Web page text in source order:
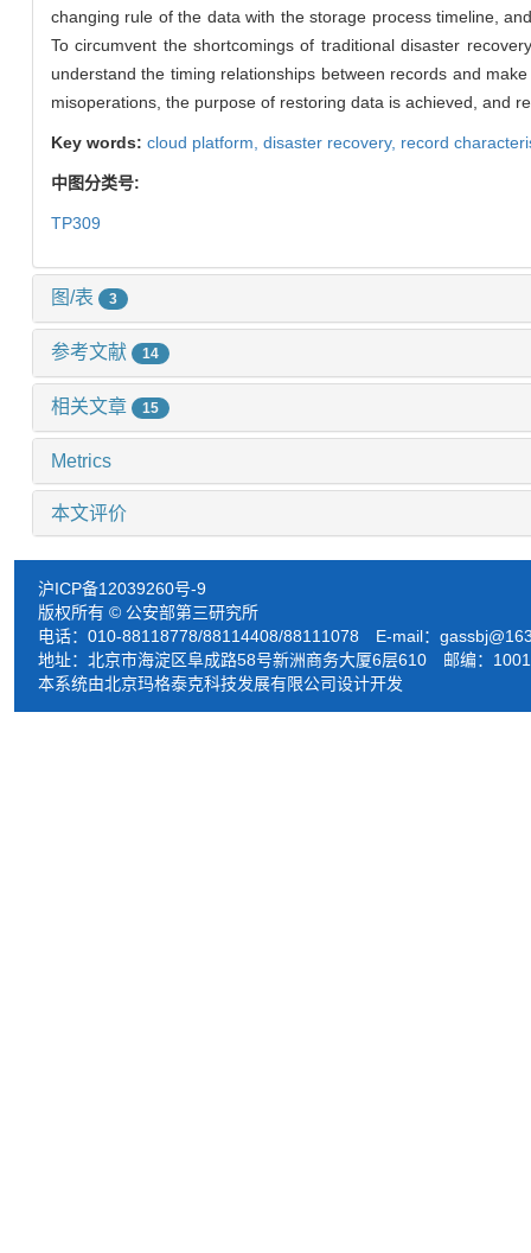
changing rule of the data with the storage process timeline,
To circumvent the shortcomings of traditional disaster
understand the timing relationships between records and
misoperations, the purpose of restoring data is achieved, and
Key words: cloud platform, disaster recovery, record
中图分类号:
TP309
图/表 3
参考文献 14
相关文章 15
Metrics
本文评价
沪ICP备12039260号-9
版权所有 © 公安部第三研究所
电话：010-88118778/88114408/88111078 E-mail：
地址：北京市海淀区阜成路58号新洲商务大厦6层610 邮编：
本系统由北京玛格泰克科技发展有限公司设计开发